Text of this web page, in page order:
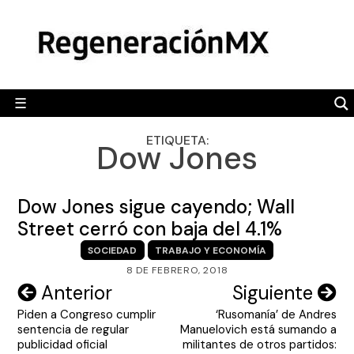
content
☰
POLÍTICA
CAMALEÓN
OPINIÓN
ENGLISH SECTION
VIDEOS
ETIQUETA:
Dow Jones
Dow Jones sigue cayendo; Wall
Street cerró con baja del 4.1%
SOCIEDAD
TRABAJO Y ECONOMÍA
8 DE FEBRERO, 2018
Navegación
de
entradas
Anterior
Piden a Congreso cumplir
sentencia de regular
publicidad oficial
Siguiente
‘Rusomanía’ de Andres
Manuelovich está sumando a
militantes de otros partidos: